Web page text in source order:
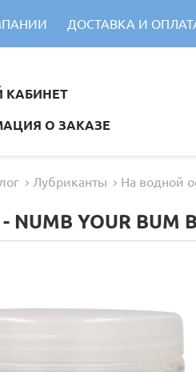
ДОСТАВКА И
О ЗАКАЗЕ
Лубриканты На водной
NUMB YOUR BUM